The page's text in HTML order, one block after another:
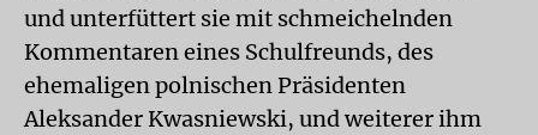
und unterfüttert sie mit schmeichelnden
Kommentaren eines Schulfreunds, des
ehemaligen polnischen Präsidenten
Aleksander Kwasniewski, und weiterer ihm